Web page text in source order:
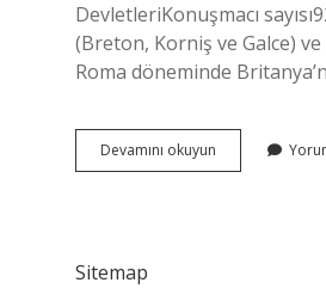
DevletleriKonuşmacı
(Breton, Korniş ve Galce)
Roma döneminde
Devamını okuyun
Hangi
Sitemap